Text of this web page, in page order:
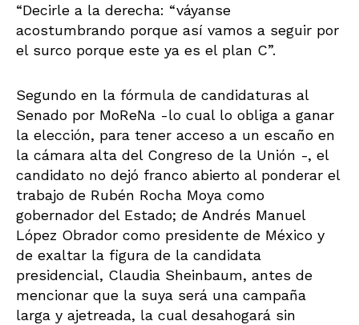
“Decirle a la derecha: “váyanse
acostumbrando porque así vamos a seguir por
el surco porque este ya es el plan C”.
Segundo en la fórmula de candidaturas al
Senado por MoReNa -lo cual lo obliga a ganar
la elección, para tener acceso a un escaño en
la cámara alta del Congreso de la Unión -, el
candidato no dejó franco abierto al ponderar el
trabajo de Rubén Rocha Moya como
gobernador del Estado; de Andrés Manuel
López Obrador como presidente de México y
de exaltar la figura de la candidata
presidencial, Claudia Sheinbaum, antes de
mencionar que la suya será una campaña
larga y ajetreada, la cual desahogará sin